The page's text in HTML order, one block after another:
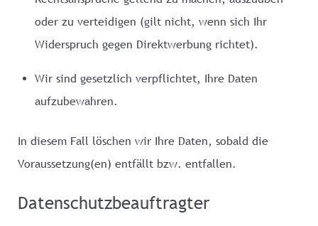
oder zu verteidigen (gilt nicht, wenn sich Ihr
Widerspruch gegen Direktwerbung richtet).
Wir sind gesetzlich verpflichtet, Ihre Daten
aufzubewahren.
In diesem Fall löschen wir Ihre Daten, sobald die
Voraussetzung(en) entfällt bzw. entfallen.
Datenschutzbeauftragter